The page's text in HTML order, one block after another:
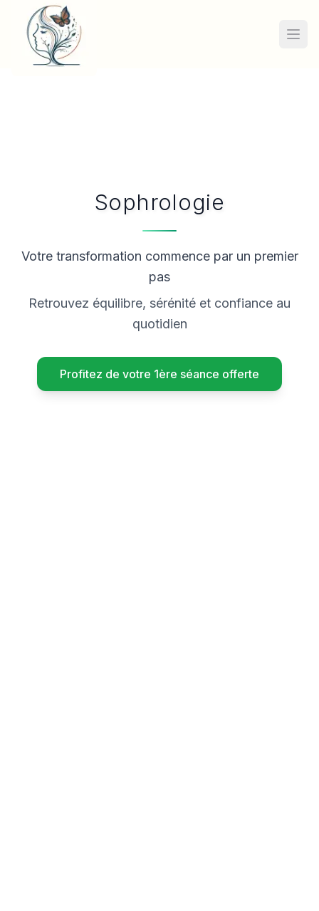
Sophrologie
Votre transformation commence par un premier
pas
Retrouvez équilibre, sérénité et confiance au
quotidien
Profitez de votre 1ère séance offerte